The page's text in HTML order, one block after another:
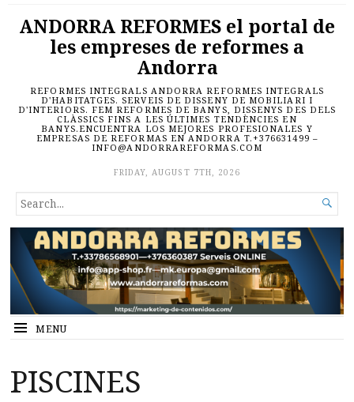
ANDORRA REFORMES el portal de
les empreses de reformes a
Andorra
REFORMES INTEGRALS ANDORRA REFORMES INTEGRALS
D'HABITATGES. SERVEIS DE DISSENY DE MOBILIARI I
D'INTERIORS. FEM REFORMES DE BANYS, DISSENYS DES DELS
CLÀSSICS FINS A LES ÚLTIMES TENDÈNCIES EN
BANYS.ENCUENTRA LOS MEJORES PROFESIONALES Y
EMPRESAS DE REFORMAS EN ANDORRA T.+376631499 –
INFO@ANDORRAREFORMAS.COM
FRIDAY, AUGUST 7TH, 2026
SEARCH
FOR...

MENU
PISCINES